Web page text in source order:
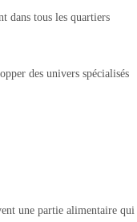
dans tous les quartiers
des univers spécialisés
une partie alimentaire qui